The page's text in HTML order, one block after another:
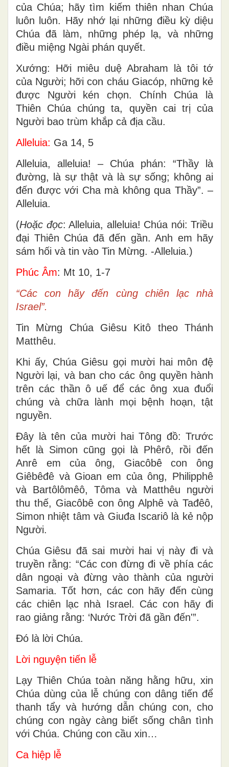
của Chúa; hãy tìm kiếm thiên nhan Chúa
luôn luôn. Hãy nhớ lại những điều kỳ diệu
Chúa đã làm, những phép lạ, và những
điều miệng Ngài phán quyết.
Xướng: Hỡi miêu duệ Abraham là tôi tớ
của Người; hỡi con cháu Giacóp, những kẻ
được Người kén chọn. Chính Chúa là
Thiên Chúa chúng ta, quyền cai trị của
Người bao trùm khắp cả địa cầu.
Alleluia: Ga 14, 5
Alleluia, alleluia! – Chúa phán: “Thầy là
đường, là sự thật và là sự sống; không ai
đến được với Cha mà không qua Thầy”. –
Alleluia.
(Hoặc đọc: Alleluia, alleluia! Chúa nói: Triều
đại Thiên Chúa đã đến gần. Anh em hãy
sám hối và tin vào Tin Mừng. -Alleluia.)
Phúc Âm: Mt 10, 1-7
“Các con hãy đến cùng chiên lạc nhà
Israel”.
Tin Mừng Chúa Giêsu Kitô theo Thánh
Matthêu.
Khi ấy, Chúa Giêsu gọi mười hai môn đệ
Người lại, và ban cho các ông quyền hành
trên các thần ô uế để các ông xua đuổi
chúng và chữa lành mọi bệnh hoạn, tật
nguyền.
Ðây là tên của mười hai Tông đồ: Trước
hết là Simon cũng gọi là Phêrô, rồi đến
Anrê em của ông, Giacôbê con ông
Giêbêđê và Gioan em của ông, Philipphê
và Bartôlômêô, Tôma và Matthêu người
thu thế, Giacôbê con ông Alphê và Tađêô,
Simon nhiệt tâm và Giuđa Iscariô là kẻ nộp
Người.
Chúa Giêsu đã sai mười hai vị này đi và
truyền rằng: “Các con đừng đi về phía các
dân ngoại và đừng vào thành của người
Samaria. Tốt hơn, các con hãy đến cùng
các chiên lạc nhà Israel. Các con hãy đi
rao giảng rằng: ‘Nước Trời đã gần đến'”.
Ðó là lời Chúa.
Lời nguyện tiến lễ
Lạy Thiên Chúa toàn năng hằng hữu, xin
Chúa dùng của lễ chúng con dâng tiến để
thanh tẩy và hướng dẫn chúng con, cho
chúng con ngày càng biết sống chân tình
với Chúa. Chúng con cầu xin…
Ca hiệp lễ